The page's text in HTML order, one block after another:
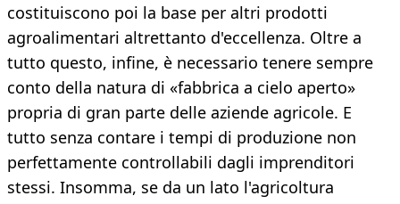
costituiscono poi la base per altri prodotti
agroalimentari altrettanto d'eccellenza. Oltre a
tutto questo, infine, è necessario tenere sempre
conto della natura di «fabbrica a cielo aperto»
propria di gran parte delle aziende agricole. E
tutto senza contare i tempi di produzione non
perfettamente controllabili dagli imprenditori
stessi. Insomma, se da un lato l'agricoltura